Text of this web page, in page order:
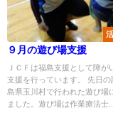
９月の遊び場支援
ＪＣＦは福島支援として障が
支援を行っています。 先日の
島県玉川村で行われた遊び場
ました。遊び場は作業療法士...